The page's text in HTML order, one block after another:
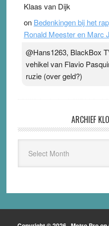
Klaas van Dijk
on Bedenkingen bij het
Ronald Meester en Marc
@Hans1263, BlackBox
vehikel van Flavio
ruzie (over geld?)
ARCHIEF
Kloptdatwel.nl